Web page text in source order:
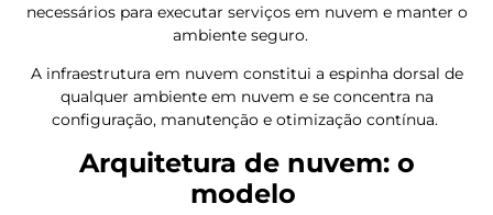
necessários para executar serviços em nuvem e manter o
ambiente seguro.
A infraestrutura em nuvem constitui a espinha dorsal de
qualquer ambiente em nuvem e se concentra na
configuração, manutenção e otimização contínua.
Arquitetura de nuvem: o
modelo